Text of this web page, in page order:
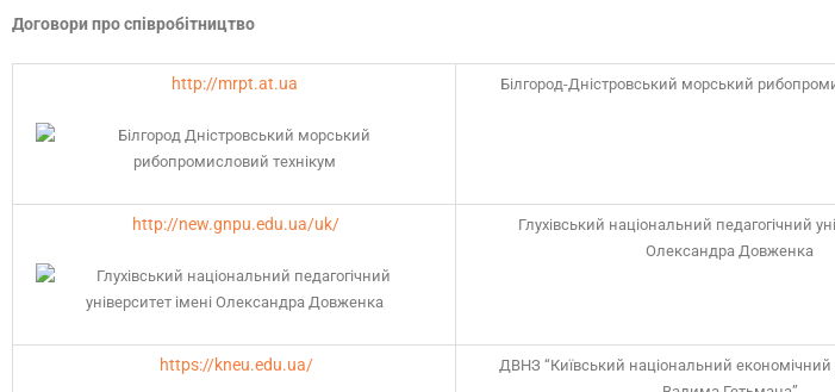
Договори про співробітництво
http://mrpt.at.ua Білгород-Дністровський морський
http://new.gnpu.edu.ua/uk/
Глухівський національний педагогічний
Олександра Довженка
https://kneu.edu.ua/
ДВНЗ “Київський національний економічний